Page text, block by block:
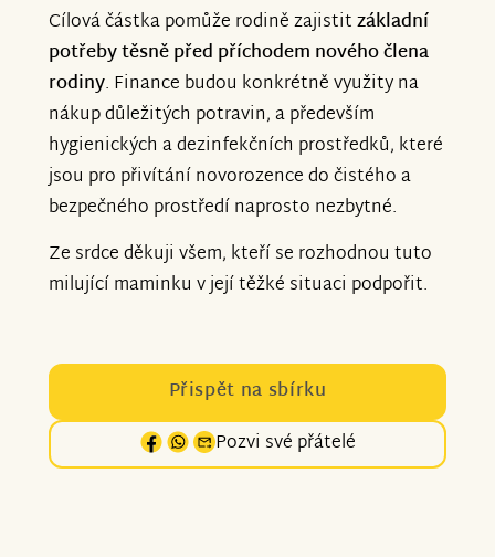
Cílová částka pomůže rodině zajistitzákladní
potřeby těsně před příchodem nového člena
rodiny. Finance budou konkrétně využity na
nákup důležitých potravin, a především
hygienických a dezinfekčních prostředků, které
jsou pro přivítání novorozence do čistého a
bezpečného prostředí naprosto nezbytné.
Ze srdce děkuji všem, kteří se rozhodnou tuto
milující maminku v její těžké situaci podpořit.
Přispět na sbírku
Pozvi své přátelé